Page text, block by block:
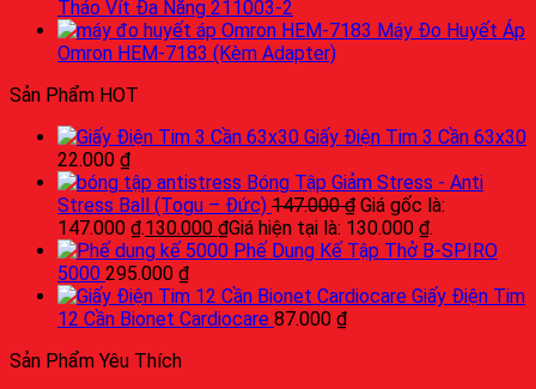
Tháo Vít Đa Năng 211003-2
Máy Đo Huyết Áp
Omron HEM-7183 (Kèm Adapter)
Sản Phẩm HOT
Giấy Điện Tim 3 Cần 63x30
22.000 ₫
Bóng Tập Giảm Stress - Anti
Stress Ball (Togu – Đức) 147.000₫ Giá gốc là:
147.000 ₫.130.000 ₫Giá hiện tại là: 130.000 ₫.
Phế Dung Kế Tập Thở B-SPIRO
5000 295.000 ₫
Giấy Điện Tim
12 Cần Bionet Cardiocare 87.000 ₫
Sản Phẩm Yêu Thích